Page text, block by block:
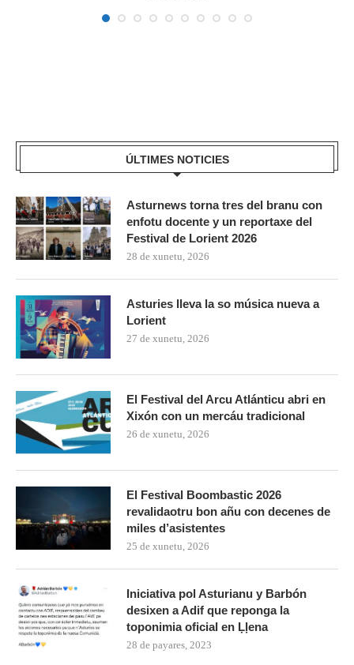
ÚLTIMES NOTICIES
Asturnews torna tres del branu con
enfotu docente y un reportaxe del
Festival de Lorient 2026
28 de xunetu, 2026
Asturies lleva la so música nueva a
Lorient
27 de xunetu, 2026
El Festival del Arcu Atlánticu abri en
Xixón con un mercáu tradicional
26 de xunetu, 2026
El Festival Boombastic 2026
revalidaotru bon añu con decenes de
miles d’asistentes
25 de xunetu, 2026
Iniciativa pol Asturianu y Barbón
desixen a Adif que reponga la
toponimia oficial en Ḷḷena
28 de payares, 2023